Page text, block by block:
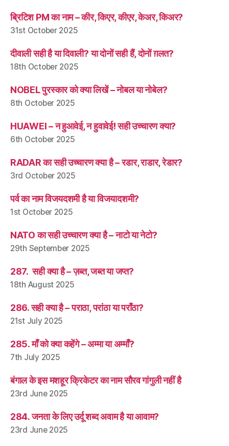
ब्रिटिश PM का नाम – कीर, किएर, कीएर, केअर, किअर?
31st October 2025
दीवाली सही है या दिवाली? या दोनों सही हैं, दोनों ग़लत?
18th October 2025
NOBEL पुरस्कार को क्या लिखें – नोबल या नोबेल?
8th October 2025
HUAWEI – न हुआवेई, न हुवावेई! सही उच्चारण क्या?
6th October 2025
RADAR का सही उच्चारण क्या है – रडार, राडार, रेडार?
3rd October 2025
पर्व का नाम विजयदशमी है या विजयादशमी?
1st October 2025
NATO का सही उच्चारण क्या है – नाटो या नेटो?
29th September 2025
287. सही क्या है – ज़ब्त, जब्त या जप्त?
18th August 2025
286. सही क्या है – पराठा, परांठा या पराँठा?
21st July 2025
285. माँ को क्या कहेंगे – अम्मा या अम्माँ?
7th July 2025
बंगाल के इस मशहूर क्रिकेटर का नाम सौरव गांगुली नहीं है
23rd June 2025
284. जनता के लिए उर्दू शब्द अवाम है या आवाम?
23rd June 2025